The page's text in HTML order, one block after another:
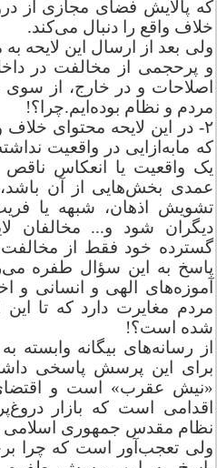
که پالایش فضای مجازی از
خلاف واقع را دنبال می‌کند.
ولی بعد از ارسال این لایحه
و پرحجمی از مخالفت در
اصلاحات و در خارج، از سوی
مردم و نظام بوده‌ایم.چرا؟!
۲- در این لایحه محتوای
که مابه‌ازایی در واقعیت
یک واقعیت یا انعکاس ناقص
عمدی بخش‌هایی از آن
تشویش اذهان، شبهه یا
دیگران شود و... مخالفان
گسترده خود فقط از
پاسخ به این سؤال طفره
آموزه‌های الهی و انسانی
مردم مغایرت دارد که تا این
شده است؟!
از رسانه‌های بیگانه
برای این پرسش پاسخی
«‌نیش عقرب» است و اقتضای
اقدامی است که بازار
نظام مقدس جمهوری اسلامی
ولی تعجب‌آور است که چرا